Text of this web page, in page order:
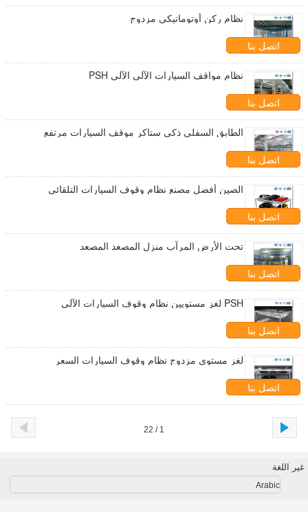
نظام ركن أوتوماتيكي مزدوج
اتصل بنا
نظام مواقف السيارات الآلي الآلي PSH
اتصل بنا
الطابق السفلي ذكي ستاكر موقف السيارات مرتفع
اتصل بنا
الصين أفضل مصنع نظام وقوف السيارات التلقائي
اتصل بنا
تحت الأرض المرآب منزل المصعد المصعد
اتصل بنا
PSH لغز مستويين نظام وقوف السيارات الآلي
اتصل بنا
لغز مستوى مزدوج نظام وقوف السيارات السعر
اتصل بنا
1 / 22
غير اللغة
Arabic